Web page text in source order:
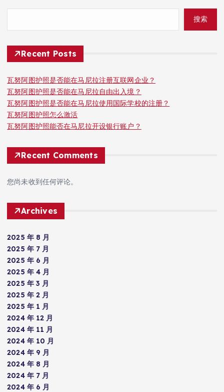
搜索
Recent Posts
瓦努阿图护照是否能在马尼拉注册互联网企业？
瓦努阿图护照是否能在马尼拉自由出入境？
瓦努阿图护照是否能在马尼拉使用国际学校的注册？
瓦努阿图护照怎么激活
瓦努阿图护照能否在马尼拉开设银行账户？
Recent Comments
您尚未收到任何评论。
Archives
2025 年 8 月
2025 年 7 月
2025 年 6 月
2025 年 4 月
2025 年 3 月
2025 年 2 月
2025 年 1 月
2024 年 12 月
2024 年 11 月
2024 年 10 月
2024 年 9 月
2024 年 8 月
2024 年 7 月
2024 年 6 月